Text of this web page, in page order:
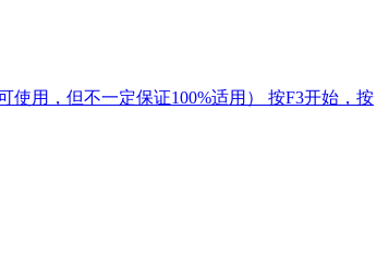
用，但不一定保证100%适用） 按F3开始，按